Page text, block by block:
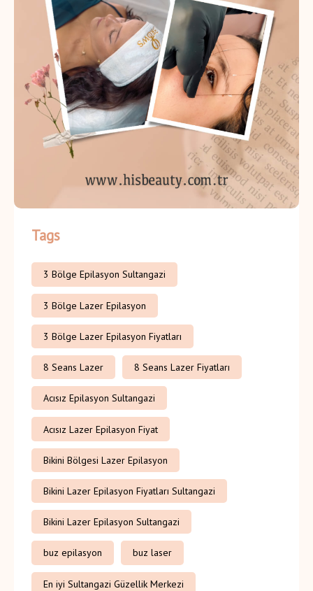
Tags
3 Bölge Epilasyon Sultangazi
3 Bölge Lazer Epilasyon
3 Bölge Lazer Epilasyon Fiyatları
8 Seans Lazer 8 Seans Lazer Fiyatları
Acısız Epilasyon Sultangazi
Acısız Lazer Epilasyon Fiyat
Bikini Bölgesi Lazer Epilasyon
Bikini Lazer Epilasyon Fiyatları Sultangazi
Bikini Lazer Epilasyon Sultangazi
buz epilasyon buz laser
En iyi Sultangazi Güzellik Merkezi